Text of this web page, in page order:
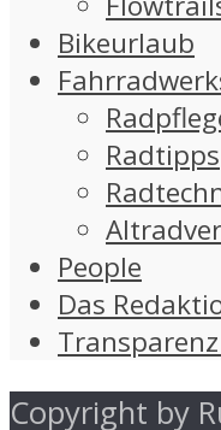
Bikeurlaub
Radtipps
People
Das
Copyright by